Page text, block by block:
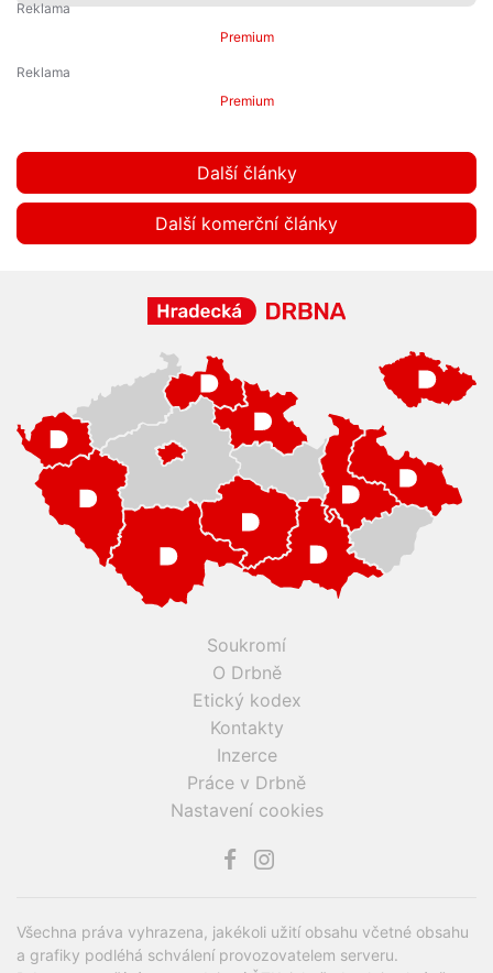
Premium
Premium
Další články
Další komerční články
Soukromí
O Drbně
Etický kodex
Kontakty
Inzerce
Práce v Drbně
Nastavení cookies
Všechna práva vyhrazena, jakékoli užití obsahu včetné obsahu
a grafiky podléhá schválení provozovatelem serveru.